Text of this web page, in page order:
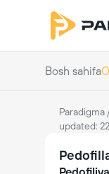
Bosh sahifa
Paradigma
updated: